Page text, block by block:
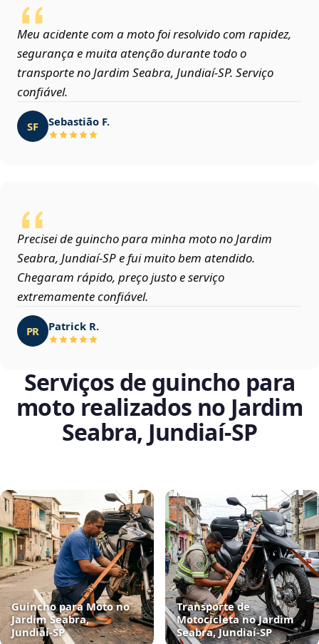
Meu acidente com a moto foi resolvido com rapidez,
segurança e muita atenção durante todo o
transporte no Jardim Seabra, Jundiaí‑SP. Serviço
confiável.
SF Sebastião F.
Precisei de guincho para minha moto no Jardim
Seabra, Jundiaí‑SP e fui muito bem atendido.
Chegaram rápido, preço justo e serviço
extremamente confiável.
PR Patrick R.
Serviços de guincho para
moto realizados no Jardim
Seabra, Jundiaí‑SP
Guincho para Moto no
Jardim Seabra,
Jundiaí‑SP
Transporte de
Motocicleta no Jardim
Seabra, Jundiaí‑SP